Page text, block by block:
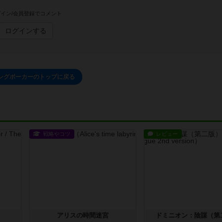
ン/会員登録でコメント
ログインする
グポーカーのトップに戻る
戦略やコツ
アリスの時間迷宮
レビュー
ドミニオン：陰謀（第